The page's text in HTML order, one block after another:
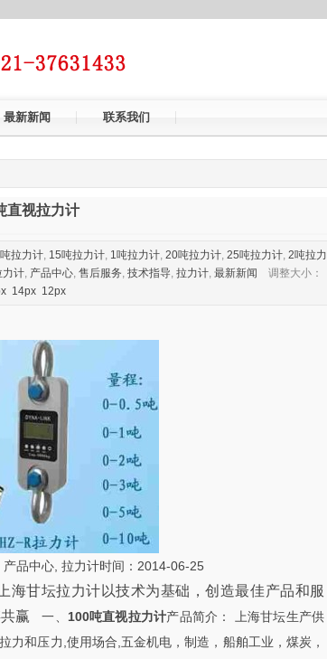
最新新闻 联系我们
直视拉力计
拉力计, 15吨拉力计, 1吨拉力计, 20吨拉力计, 25吨拉力计, 2吨拉力
力计, 产品中心, 售后服务, 技术指导, 拉力计, 最新新闻
调整大小：
14px 12px
产品中心 拉力计时间：2014-06-25
上海甘坛拉力计以技术为基础，创造最佳产品和服
赢 一、 100吨直视拉力计产品简介： 上海甘坛生产供
力和压力,使用场合,五金机电，制造，船舶工业，煤炭，